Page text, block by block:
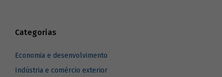
Categorias
Economia e desenvolvimento
Indústria e comércio exterior